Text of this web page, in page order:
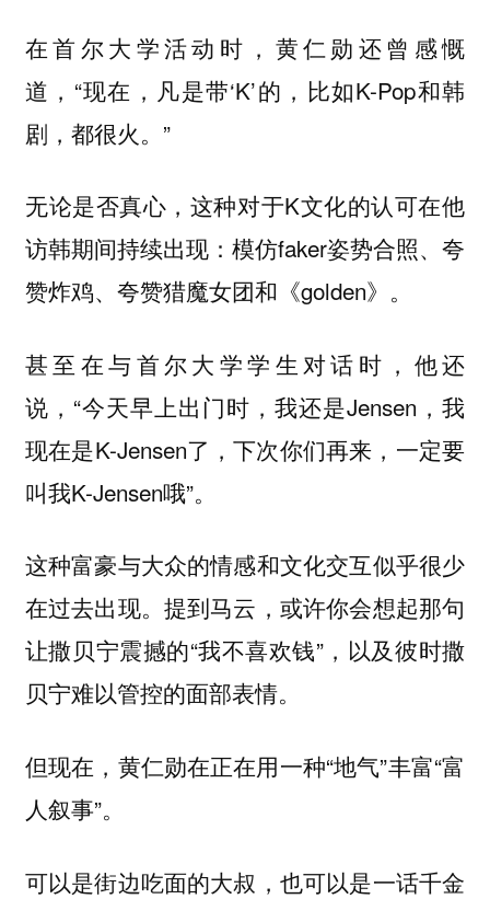
在首尔大学活动时，黄仁勋还曾感慨
道，“现在，凡是带‘K’的，比如K-Pop和韩
剧，都很火。”
无论是否真心，这种对于K文化的认可在他
访韩期间持续出现：模仿faker姿势合照、夸
赞炸鸡、夸赞猎魔女团和《golden》。
甚至在与首尔大学学生对话时，他还
说，“今天早上出门时，我还是Jensen，我
现在是K-Jensen了，下次你们再来，一定要
叫我K-Jensen哦”。
这种富豪与大众的情感和文化交互似乎很少
在过去出现。提到马云，或许你会想起那句
让撒贝宁震撼的“我不喜欢钱”，以及彼时撒
贝宁难以管控的面部表情。
但现在，黄仁勋在正在用一种“地气”丰富“富
人叙事”。
可以是街边吃面的大叔，也可以是一话千金